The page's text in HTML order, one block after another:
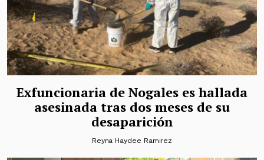
Exfuncionaria de Nogales es hallada
asesinada tras dos meses de su
desaparición
Reyna Haydee Ramirez